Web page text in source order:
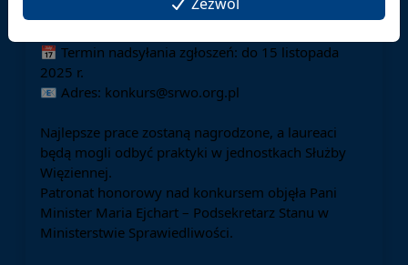
📅 Termin nadsyłania zgłoszeń: do 15 listopada
2025 r.
📧 Adres: konkurs@srwo.org.pl
Najlepsze prace zostaną nagrodzone, a laureaci
będą mogli odbyć praktyki w jednostkach Służby
Więziennej.
Patronat honorowy nad konkursem objęła Pani
Minister Maria Ejchart – Podsekretarz Stanu w
Ministerstwie Sprawiedliwości.